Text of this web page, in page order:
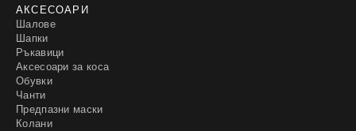
АКСЕСОАРИ
Шалове
Шапки
Ръкавици
Аксесоари за коса
Обувки
Чанти
Предпазни маски
Колани